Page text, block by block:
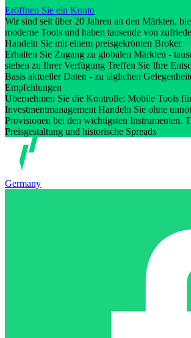
Eröffnen Sie ein Konto
Wir sind seit über 20 Jahren an den Märkten,
moderne Tools und haben tausende von
Handeln Sie mit einem preisgekrönten Broker
Erhalten Sie Zugang zu globalen Märkten -
stehen zu Ihrer Verfügung Treffen Sie Ihre
Basis aktueller Daten - zu täglichen
Empfehlungen
Übernehmen Sie die Kontrolle: Mobile Tools
Investmentmanagement Handeln Sie ohne
Provisionen bei den wichtigsten Instrumenten.
Preisgestaltung und historische Spreads
Germany